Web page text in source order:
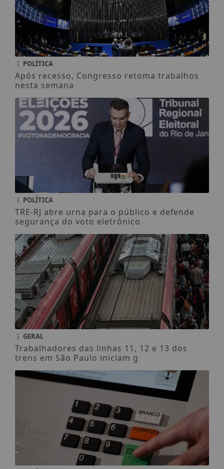
POLÍTICA
Após recesso, Congresso retoma trabalhos
nesta semana
POLÍTICA
TRE-RJ abre urna para o público e defende
segurança do voto eletrônico
GERAL
Trabalhadores das linhas 11, 12 e 13 dos
trens em São Paulo iniciam g